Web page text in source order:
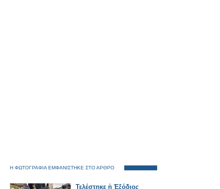
Η ΦΩΤΟΓΡΑΦΙΑ ΕΜΦΑΝΙΣΤΗΚΕ ΣΤΟ ΑΡΘΡΟ
Τελέστηκε ἡ Ἐξόδιος